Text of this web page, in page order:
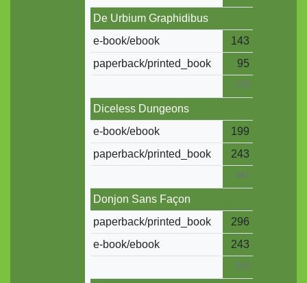
De Urbium Graphidibus
e-book/ebook
143
paperback/printed_book
95
238
Diceless Dungeons
e-book/ebook
199
paperback/printed_book
243
442
Donjon Sans Façon
paperback/printed_book
296
e-book/ebook
243
539